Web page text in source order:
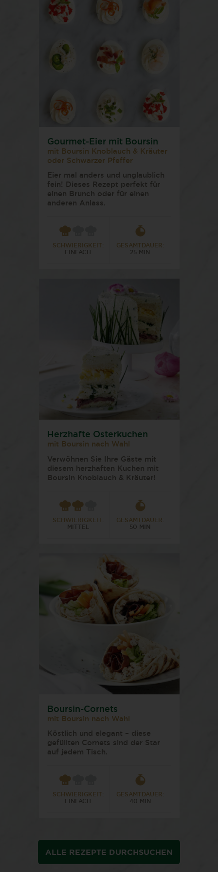
Gourmet-Eier mit Boursin
mit Boursin Knoblauch & Kräuter
oder Schwarzer Pfeffer
Eier mal anders und unglaublich
fein! Dieses Rezept perfekt für
einen Brunch oder für einen
anderen Anlass.
SCHWIERIGKEIT:
EINFACH
GESAMTDAUER:
25 MIN
Herzhafte Osterkuchen
mit Boursin nach Wahl
Verwöhnen Sie Ihre Gäste mit
diesem herzhaften Kuchen mit
Boursin Knoblauch & Kräuter!
SCHWIERIGKEIT:
MITTEL
GESAMTDAUER:
50 MIN
Boursin-Cornets
mit Boursin nach Wahl
Köstlich und elegant – diese
gefüllten Cornets sind der Star
auf jedem Tisch.
SCHWIERIGKEIT:
EINFACH
GESAMTDAUER:
40 MIN
ALLE REZEPTE DURCHSUCHEN